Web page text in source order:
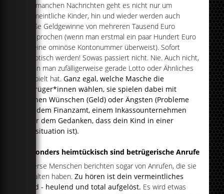
Bei manchen Nachrichten geht es nicht nur um
vermeintliche Kinder, hin und wieder werden auch
große Geldgewinne von mehreren Tausend Euro
versprochen (wenn man erstmal ein paar Hundert Euro
an eine ominöse Kontonummer überweist). Sofort
skeptisch werden! Sowas passiert nicht. Nie. Auch nicht,
wenn man zufälligerweise gerade Lotto oder Ähnliches
gespielt hat.Ganz egal, welche Masche die
Betrüger*innen wählen, sie spielen dabei mit
deinen Wünschen (Geld) oder Ängsten (Probleme
mit dem Finanzamt, einem Inkassounternehmen
oder dem Gedanken, dass dein Kind in einer
Notsituation ist).
Besonders heimtückisch sind betrügerische Anrufe
Diverse Menschen berichten sogar von Anrufen, die sie
erhalten haben.Zu hören ist dein vermeintliches
Kind - heulend und total aufgelöst. Es wird etwas